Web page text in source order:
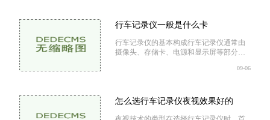
低，适合
行车记录仪一般是什么卡
行车记录仪的基本构成行车记录仪通常由
摄像头、存储卡、电源和显示屏等部分构
录视频数据的关键部件。不同品牌和型号
储卡类型行车记录仪一般使
09-06
怎么选行车记录仪夜视效果好的